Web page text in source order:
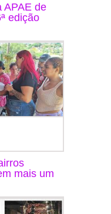
APAE de
edição
mais um